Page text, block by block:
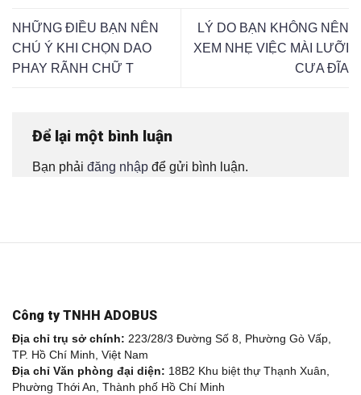
NHỮNG ĐIỀU BẠN NÊN
CHÚ Ý KHI CHỌN DAO
PHAY RÃNH CHỮ T
LÝ DO BẠN KHÔNG NÊN
XEM NHẸ VIỆC MÀI LƯỠI
CƯA ĐĨA
Để lại một bình luận
Bạn phải đăng nhập để gửi bình luận.
Công ty TNHH ADOBUS
Địa chỉ trụ sở chính: 223/28/3 Đường Số 8, Phường Gò Vấp,
TP. Hồ Chí Minh, Việt Nam
Địa chỉ Văn phòng đại diện: 18B2 Khu biệt thự Thạnh Xuân,
Phường Thới An, Thành phố Hồ Chí Minh